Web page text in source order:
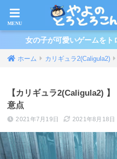
女の子が可愛いゲームをト
ホーム カリギュラ2(Caligula2)
【カリギュラ2(Caligula2)
意点
2021年7月19日 2021年8月18日